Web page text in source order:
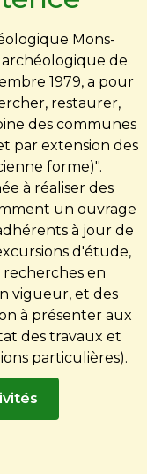
Mons-
de
1979, a pour
restaurer,
des communes
par extension des
forme)".
à réaliser des
un ouvrage
à jour de
d'étude,
en
vigueur, et des
à présenter aux
des travaux et
particulières).